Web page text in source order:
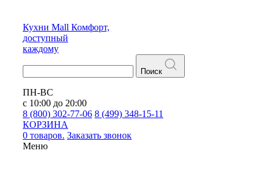
Кухни Mall Комфорт,
доступный
каждому
Поиск
ПН-ВС
с 10:00 до 20:00
8 (800) 302-77-06 8 (499) 348-15-11
КОРЗИНА
0 товаров. Заказать звонок
Меню